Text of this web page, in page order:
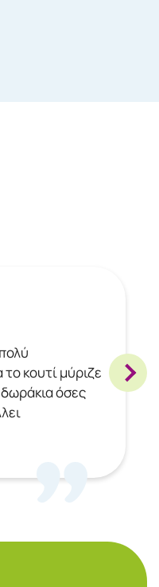
κουτί μύριζε
όσες